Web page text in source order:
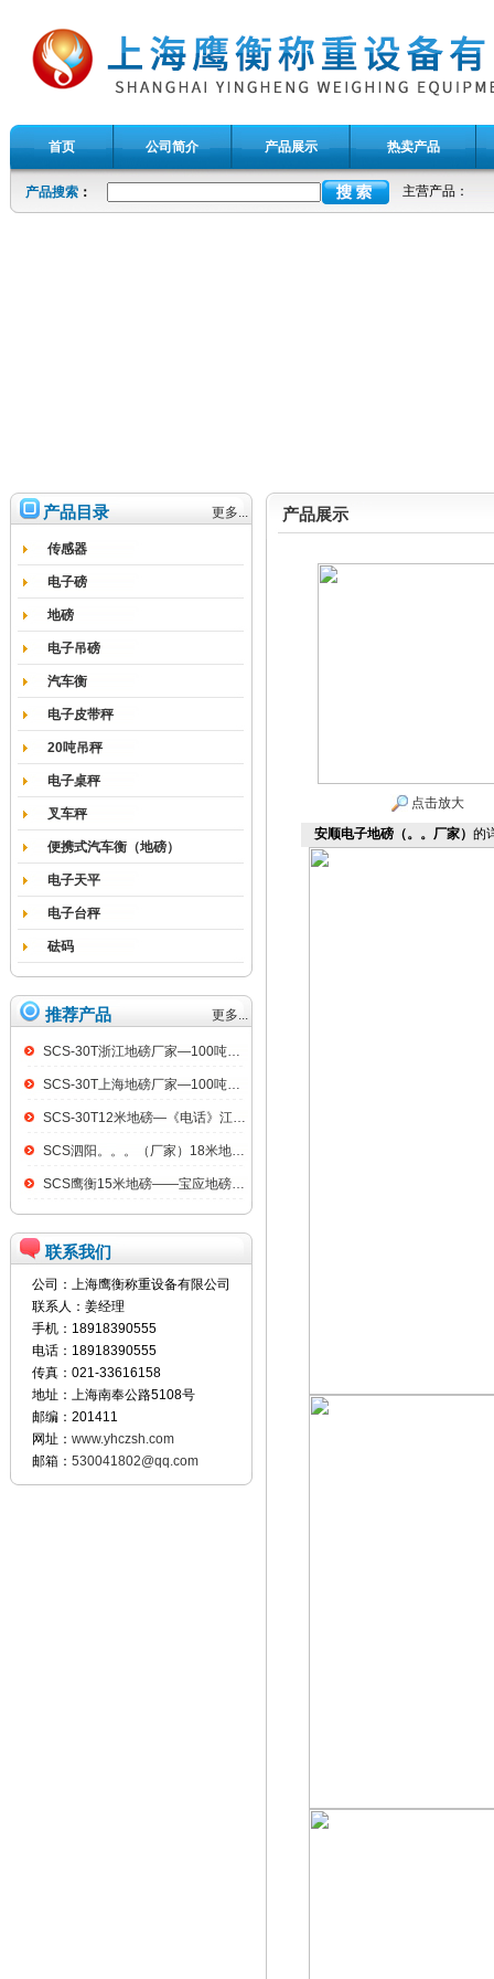
首页 公司简介 产品展示 热卖产品
产品搜索 ： 主营产品：
产品目录 更多...
传感器
电子磅
地磅
电子吊磅
汽车衡
电子皮带秤
20吨吊秤
电子桌秤
叉车秤
便携式汽车衡（地磅）
电子天平
电子台秤
砝码
推荐产品 更多...
SCS-30T浙江地磅厂家—100吨汽车衡
SCS-30T上海地磅厂家—100吨汽车衡
SCS-30T12米地磅—《电话》江阴100吨地磅
SCS泗阳。。。（厂家）18米地磅（低价）
SCS鹰衡15米地磅——宝应地磅销售点
联系我们
公司：上海鹰衡称重设备有限公司
联系人：姜经理
手机：18918390555
电话：18918390555
传真：021-33616158
地址：上海南奉公路5108号
邮编：201411
网址： www.yhczsh.com
邮箱： 530041802@qq.com
产品展示
点击放大
安顺电子地磅（。。厂家） 的